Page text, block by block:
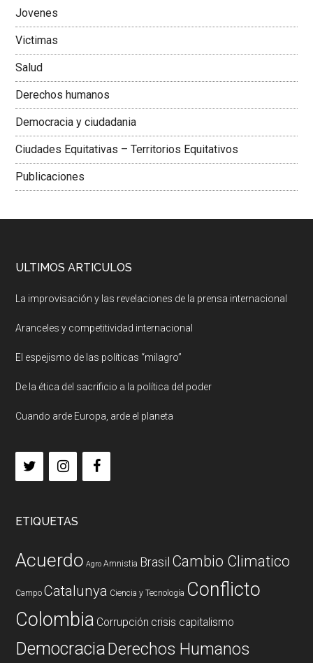
Jovenes
Victimas
Salud
Derechos humanos
Democracia y ciudadania
Ciudades Equitativas – Territorios Equitativos
Publicaciones
ULTIMOS ARTICULOS
La improvisación y las revelaciones de la prensa internacional
Aranceles y competitividad internacional
El espejismo de las políticas “milagro”
De la ética del sacrificio a la política del poder
Cuando arde Europa, arde el planeta
ETIQUETAS
Acuerdo Agro Amnistia Brasil Cambio Climatico
Campo Catalunya Ciencia y Tecnología Conflicto
Colombia Corrupción crisis capitalismo
DemocraciaDerechos Humanos